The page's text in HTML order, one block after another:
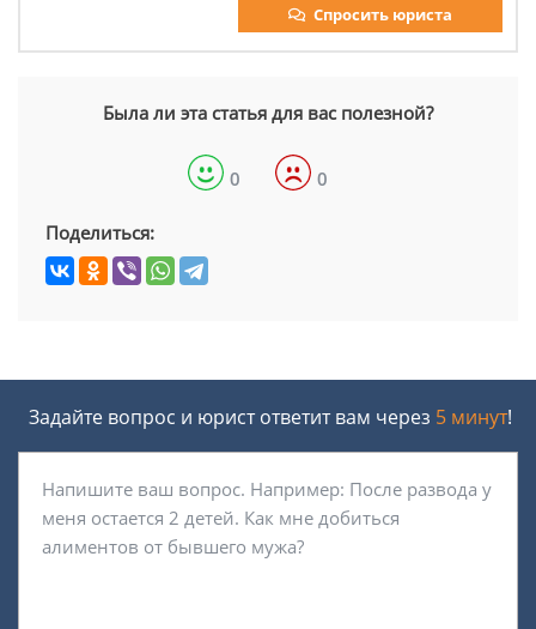
Спросить юриста
Была ли эта статья для вас полезной?
0 0
Поделиться:
Задайте вопрос и юрист ответит вам через 5 минут!